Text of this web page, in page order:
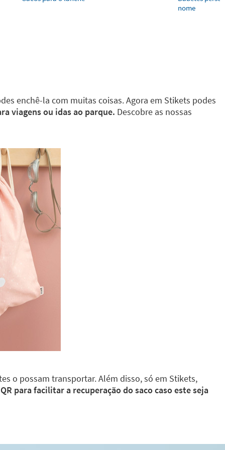
nome
enchê-la com muitas coisas. Agora em Stikets podes
viagens ou idas ao parque. Descobre as nossas
o possam transportar. Além disso, só em Stikets,
para facilitar a recuperação do saco caso este seja